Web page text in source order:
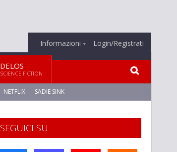
Informazioni Login/Registrati
DELOS
SCIENCE FICTION
NETFLIX SADIE SINK
SEGUICI SU